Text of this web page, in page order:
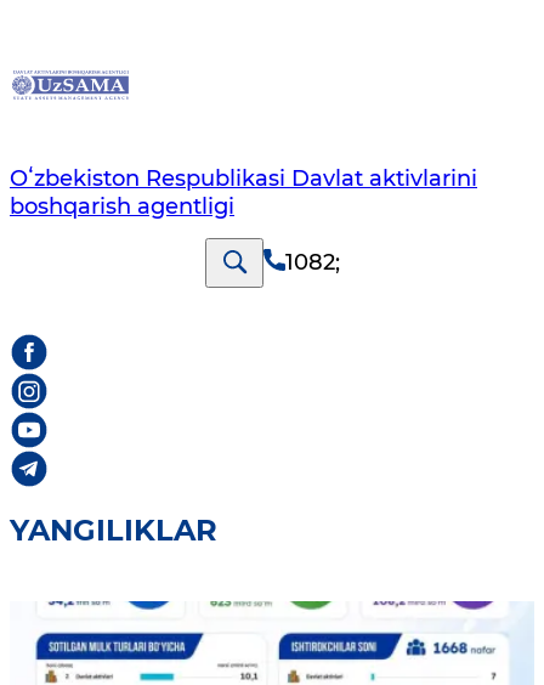
Oʻzbekiston Respublikasi Davlat aktivlarini
boshqarish agentligi
1082;
YANGILIKLAR